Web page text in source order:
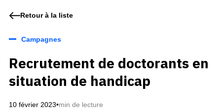
Retour à la liste
Campagnes
Recrutement de doctorants en
situation de handicap
10 février 2023•min de lecture